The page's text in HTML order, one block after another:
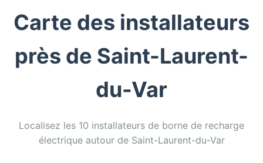
Carte des installateurs
près de Saint-Laurent-
du-Var
Localisez les 10 installateurs de borne de recharge
électrique autour de Saint-Laurent-du-Var